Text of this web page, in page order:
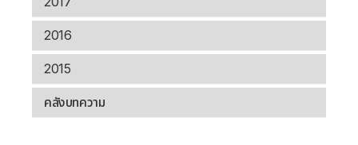
2016
2015
คลังบทความ